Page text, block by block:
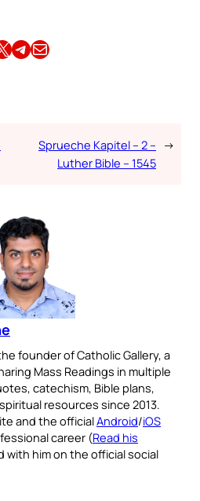
X Share this article on TelegramEmail this Article
Sprueche Kapitel – 2 –
Luther Bible – 1545
→
founder of Catholic Gallery, a
Mass Readings in multiple
catechism, Bible plans,
resources since 2013.
and the officialAndroid/iOS
career (Read his
with him on the official social